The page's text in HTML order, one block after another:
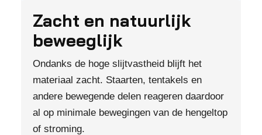
Zacht en natuurlijk
beweeglijk
Ondanks de hoge slijtvastheid blijft het
materiaal zacht. Staarten, tentakels en
andere bewegende delen reageren daardoor
al op minimale bewegingen van de hengeltop
of stroming.